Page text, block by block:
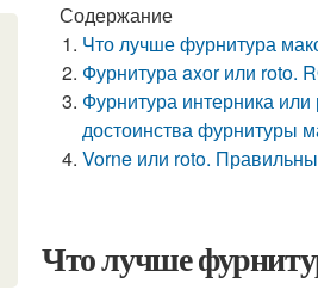
Содержание
Что лучше фурнитура
Фурнитура axor или roto.
Фурнитура интерника
достоинства фурнитуры
Vorne или roto.
Что лучше